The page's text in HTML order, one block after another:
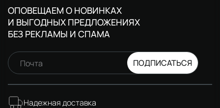
ОПОВЕЩАЕМ О НОВИНКАХ
И ВЫГОДНЫХ ПРЕДЛОЖЕНИЯХ
БЕЗ РЕКЛАМЫ И СПАМА
Почта ПОДПИСАТЬСЯ
Надежная доставка